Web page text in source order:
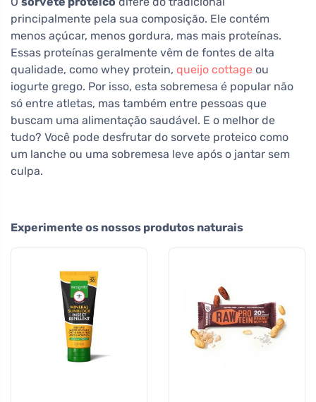
principalmente pela sua composição. Ele contém
menos açúcar, menos gordura, mas mais proteínas.
Essas proteínas geralmente vêm de fontes de alta
qualidade, como whey protein, queijo cottage ou
iogurte grego. Por isso, esta sobremesa é popular não
só entre atletas, mas também entre pessoas que
buscam uma alimentação saudável. E o melhor de
tudo? Você pode desfrutar do sorvete proteico como
um lanche ou uma sobremesa leve após o jantar sem
culpa.
Experimente os nossos produtos naturais